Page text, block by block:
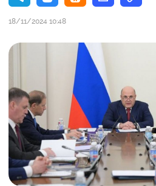
18/11/2024 10:48